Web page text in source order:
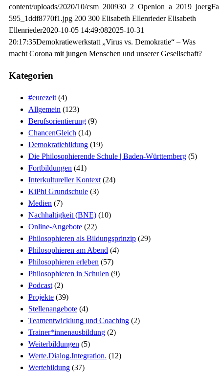
content/uploads/2020/10/
595_1ddf8770f1.jpg 200 300 Elisabeth Ellenrieder Elisabeth
Ellenrieder2020-10-05 14:49:082025-10-31
20:17:35Demokratiewerkstatt „Virus vs. Demokratie“ – Was
macht Corona mit jungen Menschen und unserer Gesellschaft?
Kategorien
#eurezeit (4)
Allgemein (123)
Berufsorientierung (9)
ChancenGleich (14)
Demokratiebildung (19)
Die Philosophierende Schule | Baden-Württemberg (5)
Fortbildungen (41)
Interkultureller Kontext (24)
KiPhi Grundschule (3)
Medien (7)
Nachhaltigkeit (BNE) (10)
Online-Angebote (22)
Philosophieren als Bildungsprinzip (29)
Philosophieren am Abend (4)
Philosophieren erleben (57)
Philosophieren in Schulen (9)
Podcast (2)
Projekte (39)
Stellenangebote (4)
Teamentwicklung und Coaching (2)
Trainer*innenausbildung (2)
Weiterbildungen (5)
Werte.Dialog.Integration. (12)
Wertebildung (37)